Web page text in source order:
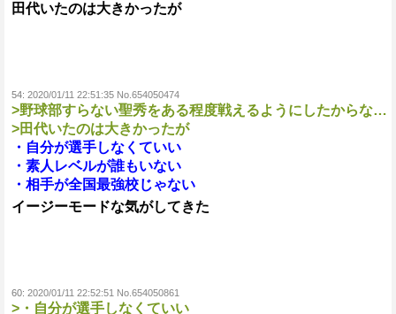
田代いたのは大きかったが
54: 2020/01/11 22:51:35 No.654050474
>野球部すらない聖秀をある程度戦えるようにしたからな…
>田代いたのは大きかったが
・自分が選手しなくていい
・素人レベルが誰もいない
・相手が全国最強校じゃない
イージーモードな気がしてきた
60: 2020/01/11 22:52:51 No.654050861
>・自分が選手しなくていい